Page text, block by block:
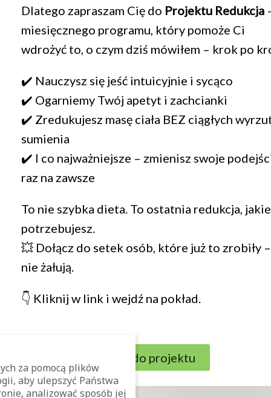
Dlatego zapraszam Cię do Projektu Redukcja
miesięcznego programu, który pomoże Ci
wdrożyć to, o czym dziś mówiłem – krok po
✔️ Nauczysz się jeść intuicyjnie i sycąco
✔️ Ogarniemy Twój apetyt i zachcianki
✔️ Zredukujesz masę ciała BEZ ciągłych
sumienia
✔️ I co najważniejsze – zmienisz swoje
raz na zawsze
To nie szybka dieta. To ostatnia redukcja,
potrzebujesz.
💥 Dołącz do setek osób, które już to zrobiły
nie żałują.
👇 Kliknij w link i wejdź na pokład.
Dołączam do projektu
za pomocą plików
aby ulepszyć Państwa
analizować sposób jej